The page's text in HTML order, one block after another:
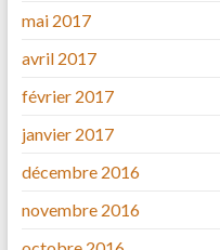
mai 2017
avril 2017
février 2017
janvier 2017
décembre 2016
novembre 2016